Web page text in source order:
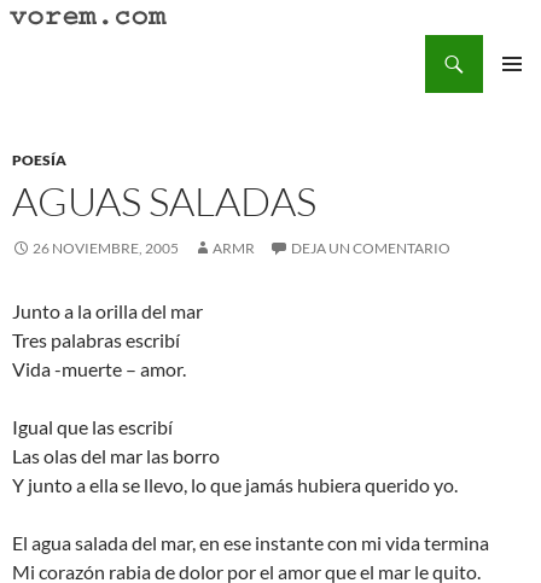
Saltar
POESÍA
AGUAS SALADAS
26 NOVIEMBRE, 2005 ARMR DEJA UN COMENTARIO
Junto a la orilla del mar
Tres palabras escribí
Vida -muerte – amor.
Igual que las escribí
Las olas del mar las borro
Y junto a ella se llevo, lo que jamás hubiera querido yo.
El agua salada del mar, en ese instante con mi vida termina
Mi corazón rabia de dolor por el amor que el mar le quito.